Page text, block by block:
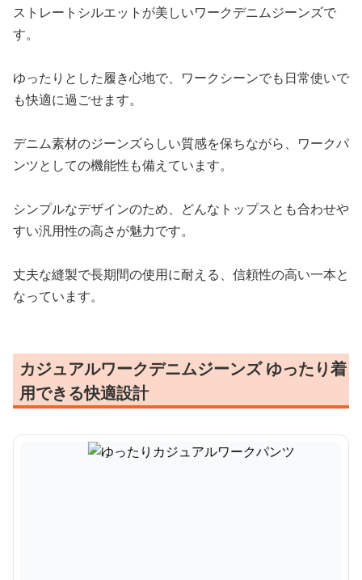
ストレートシルエットが美しいワークデニムジーンズで
す。
ゆったりとした履き心地で、ワークシーンでも日常使いで
も快適に過ごせます。
デニム素材のジーンズらしい質感を保ちながら、ワークパ
ンツとしての機能性も備えています。
シンプルなデザインのため、どんなトップスとも合わせや
すい汎用性の高さが魅力です。
丈夫な縫製で長期間の使用に耐える、信頼性の高い一本と
なっています。
カジュアルワークデニムジーンズ ゆったり着
用できる快適設計